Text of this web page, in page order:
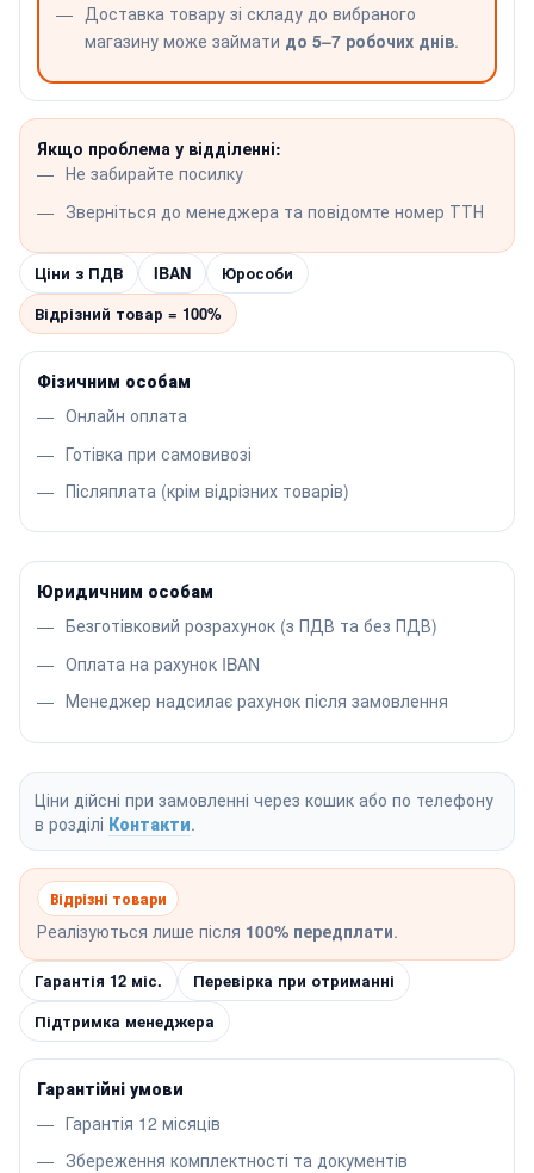
Доставка товару зі складу до вибраного
магазину може займати до 5–7 робочих днів.
Якщо проблема у відділенні:
Не забирайте посилку
Зверніться до менеджера та повідомте номер ТТН
Ціни з ПДВ IBAN
Юрособи
Відрізний товар = 100%
Фізичним особам
Онлайн оплата
Готівка при самовивозі
Післяплата (крім відрізних товарів)
Юридичним особам
Безготівковий розрахунок (з ПДВ та без ПДВ)
Оплата на рахунок IBAN
Менеджер надсилає рахунок після замовлення
Ціни дійсні при замовленні через кошик або по телефону
в розділі Контакти.
Відрізні товари
Реалізуються лише після 100% передплати.
Гарантія 12 міс.
Перевірка при отриманні
Підтримка менеджера
Гарантійні умови
Гарантія 12 місяців
Збереження комплектності та документів